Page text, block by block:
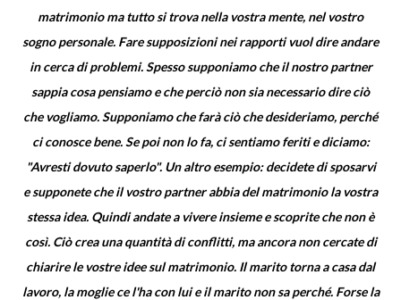
matrimonio ma tutto si trova nella vostra mente, nel vostro
sogno personale. Fare supposizioni nei rapporti vuol dire andare
in cerca di problemi. Spesso supponiamo che il nostro partner
sappia cosa pensiamo e che perciò non sia necessario dire ciò
che vogliamo. Supponiamo che farà ciò che desideriamo, perché
ci conosce bene. Se poi non lo fa, ci sentiamo feriti e diciamo:
"Avresti dovuto saperlo". Un altro esempio: decidete di sposarvi
e supponete che il vostro partner abbia del matrimonio la vostra
stessa idea. Quindi andate a vivere insieme e scoprite che non è
così. Ciò crea una quantità di conflitti, ma ancora non cercate di
chiarire le vostre idee sul matrimonio. Il marito torna a casa dal
lavoro, la moglie ce l'ha con lui e il marito non sa perché. Forse la